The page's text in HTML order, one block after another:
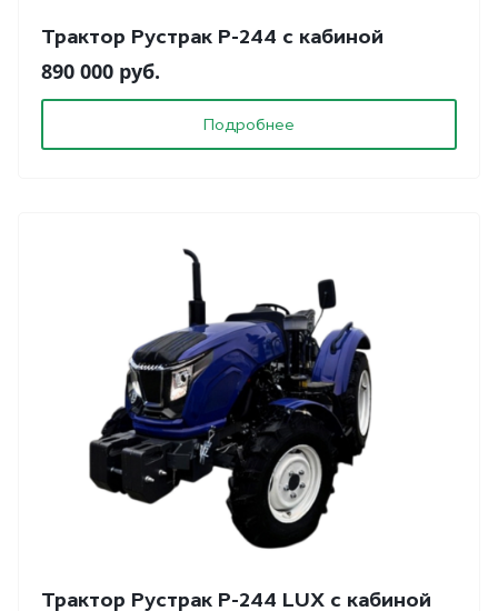
Трактор Рустрак Р-244 с кабиной
890 000 руб.
Подробнее
Трактор Рустрак Р-244 LUX с кабиной